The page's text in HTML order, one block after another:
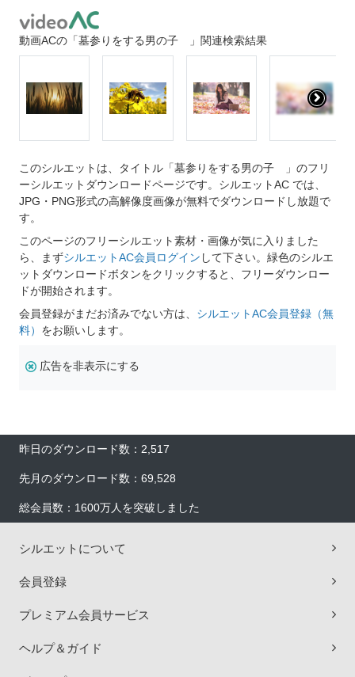
動画ACの「墓参りをする男の子 」関連検索結果
このシルエットは、タイトル「墓参りをする男の子 」のフリ
ーシルエットダウンロードページです。シルエットAC では、
JPG・PNG形式の高解像度画像が無料でダウンロードし放題で
す。
このページのフリーシルエット素材・画像が気に入りました
ら、まずシルエットAC会員ログイン して下さい。緑色のシルエ
ットダウンロードボタンをクリックすると、フリーダウンロー
ドが開始されます。
会員登録がまだお済みでない方は、 シルエットAC会員登録（無
料） をお願いします。
広告を非表示にする
昨日のダウンロード数：2,517
先月のダウンロード数：69,528
総会員数：1600万人を突破しました
シルエットについて
会員登録
プレミアム会員サービス
ヘルプ＆ガイド